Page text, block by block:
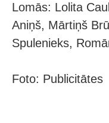
Lomās: Lolita
Aniņš, Mārtiņš
Spulenieks,
Foto: Publicitātes